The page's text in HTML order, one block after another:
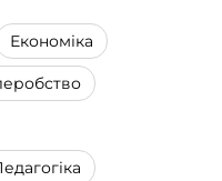
Економіка